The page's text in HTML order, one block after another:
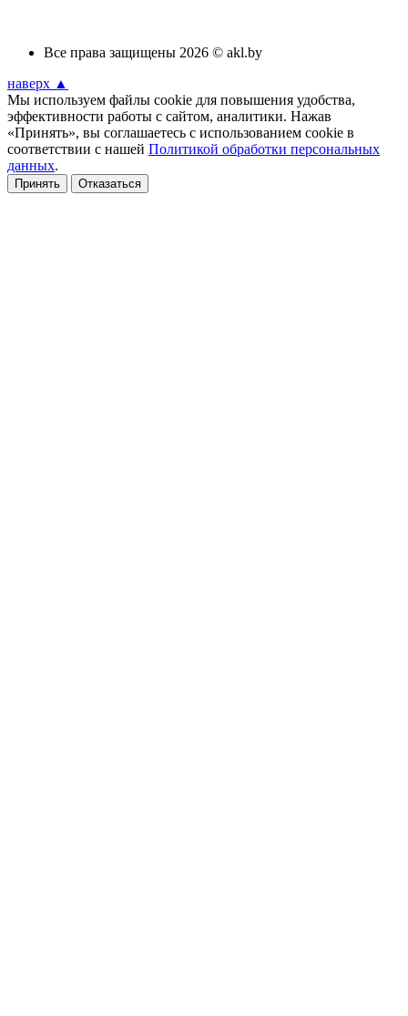
Все права защищены 2026 © akl.by
наверх ▲
Мы используем файлы cookie для повышения удобства,
эффективности работы с сайтом, аналитики. Нажав
«Принять», вы соглашаетесь с использованием cookie в
соответствии с нашей Политикой обработки персональных
данных.
Принять Отказаться